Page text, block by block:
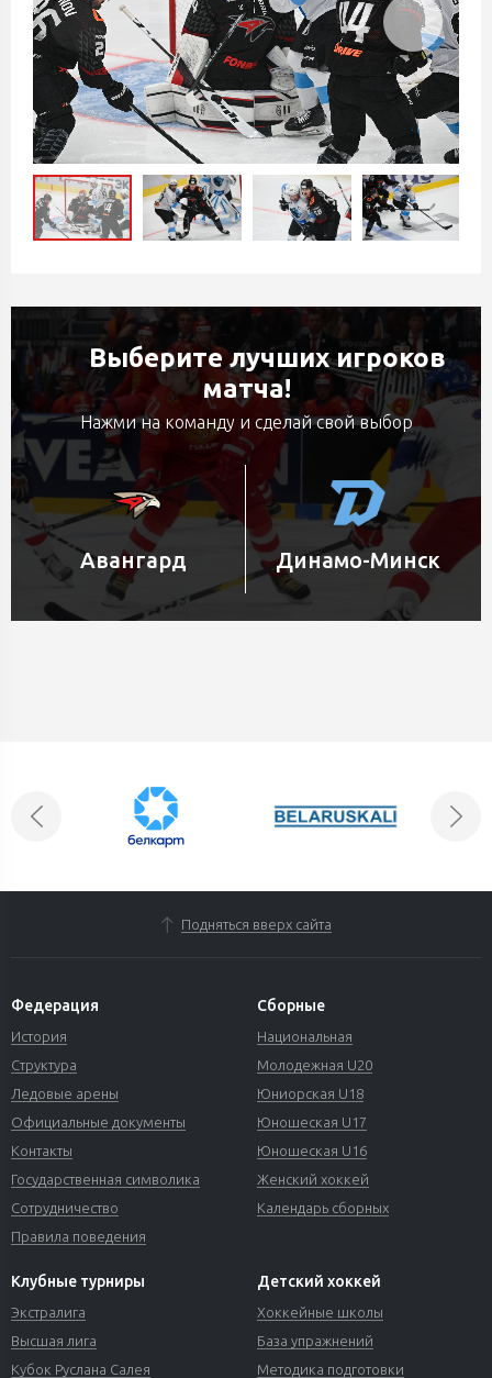
Выберите лучших игроков
матча!
Нажми на команду и сделай свой выбор
Авангард Динамо-Минск
Подняться вверх сайта
Федерация
История
Структура
Ледовые арены
Официальные документы
Контакты
Государственная символика
Сотрудничество
Правила поведения
Сборные
Национальная
Молодежная U20
Юниорская U18
Юношеская U17
Юношеская U16
Женский хоккей
Календарь сборных
Клубные турниры
Экстралига
Высшая лига
Кубок Руслана Салея
Детский хоккей
Хоккейные школы
База упражнений
Методика подготовки